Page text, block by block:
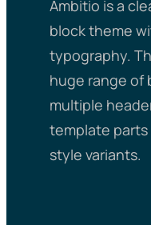
Ambitio is a
block theme
typography.
huge range of
multiple
template parts
style variants.